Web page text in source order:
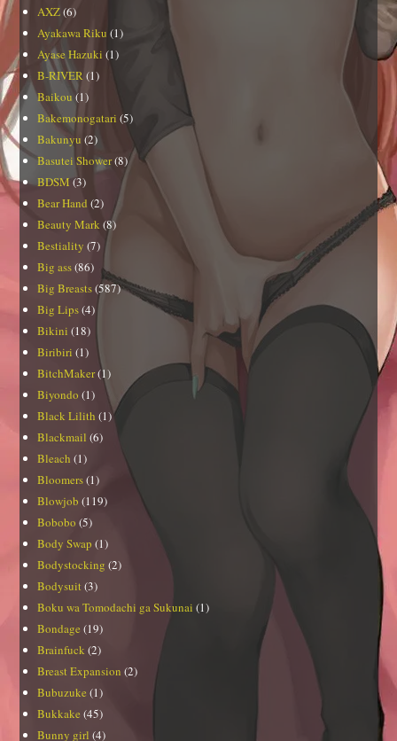
AXZ(6)
Ayakawa Riku (1)
Ayase Hazuki (1)
B-RIVER(1)
Baikou(1)
Bakemonogatari (5)
Bakunyu (2)
Basutei Shower(8)
BDSM(3)
Bear Hand (2)
Beauty Mark (8)
Bestiality (7)
Big ass(86)
Big Breasts(587)
Big Lips(4)
Bikini (18)
Biribiri (1)
BitchMaker(1)
Biyondo (1)
Black Lilith (1)
Blackmail (6)
Bleach (1)
Bloomers(1)
Blowjob (119)
Bobobo (5)
Body Swap (1)
Bodystocking (2)
Bodysuit(3)
Boku wa Tomodachi ga Sukunai (1)
Bondage (19)
Brainfuck (2)
Breast Expansion (2)
Bubuzuke (1)
Bukkake (45)
Bunny girl (4)